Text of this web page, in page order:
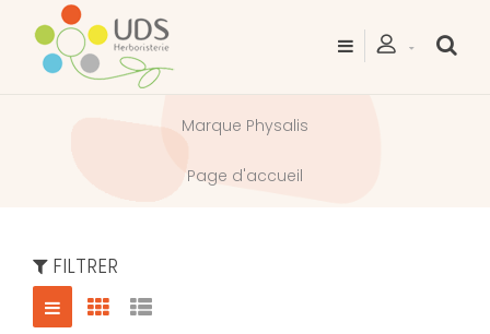
Marque Physalis
Page d'accueil
FILTRER